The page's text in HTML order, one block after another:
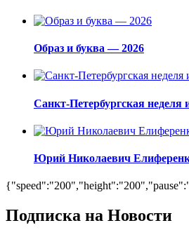
Образ и буква — 2026
Санкт-Петербургская неделя
Юрий Николаевич
Подписка на Новости